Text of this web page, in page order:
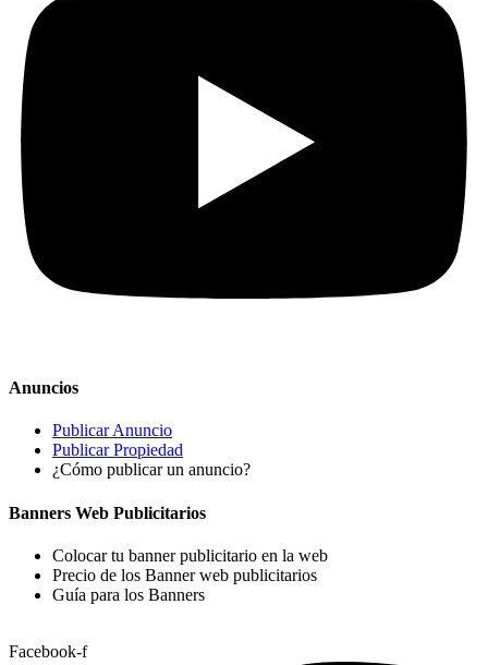
Anuncios
Publicar Anuncio
Publicar Propiedad
¿Cómo publicar un anuncio?
Banners Web Publicitarios
Colocar tu banner publicitario en la web
Precio de los Banner web publicitarios
Guía para los Banners
Facebook-f